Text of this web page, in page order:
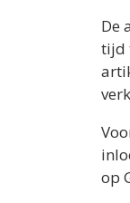
De
tijd
op